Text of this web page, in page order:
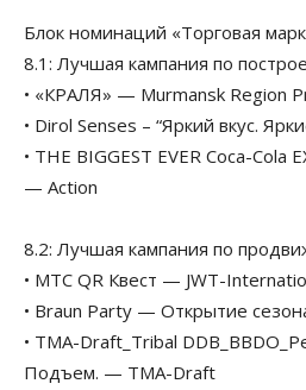
Блок номинаций «Торговая
8.1: Лучшая кампания по
• «КРАЛЯ» — Murmansk Region
• Dirol Senses – “Яркий вкус.
• THE BIGGEST EVER Coca-Cola
— Action
8.2: Лучшая кампания по
• МТС QR Квест — JWT-
• Braun Party — Открытие
• TMA-Draft_Tribal
Подъем. — TMA-Draft